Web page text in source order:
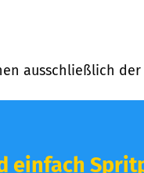
ausschließlich
einfach